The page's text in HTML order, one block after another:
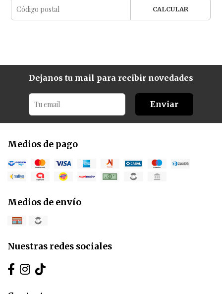
CALCULAR
Dejanos tu mail para recibir novedades
Enviar
Medios de pago
Medios de envío
Nuestras redes sociales